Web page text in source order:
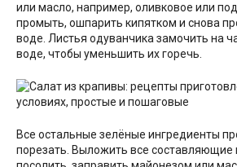
или масло, например, оливковое или
промыть, ошпарить кипятком и снова
воде. Листья одуванчика замочить на
воде, чтобы уменьшить их горечь.
Все остальные зелёные ингредиенты
порезать. Выложить все составляющие